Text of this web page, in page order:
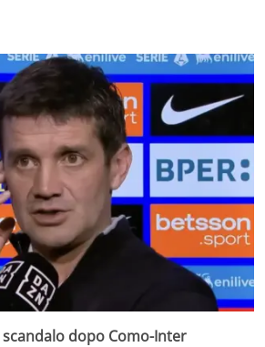
scandalo dopo Como-Inter